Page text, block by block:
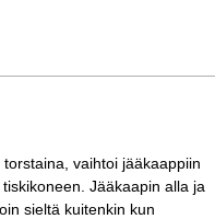
torstaina, vaihtoi jääkaappiin
Jääkaapin alla ja
sieltä kuitenkin kun